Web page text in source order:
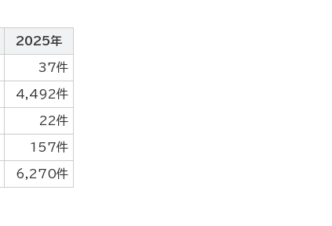
2025年
37件
4,492件
22件
157件
6,270件